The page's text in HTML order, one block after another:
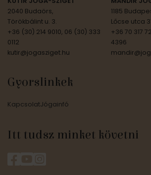
2040 Budaörs,
Törökbálint u. 3.
+36 (30) 214 9010, 06 (30) 333
0112
kutir@jogasziget.hu
1185
Lőcse utca
+36 70 317
4396
Gyorslinkek
KapcsolatJógainfó
Itt tudsz minket követni